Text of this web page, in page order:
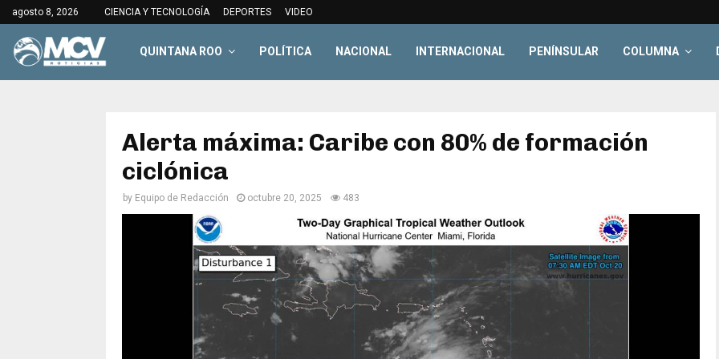
agosto 8, 2026 CIENCIA Y TECNOLOGÍA DEPORTES VIDEO
QUINTANA ROO POLÍTICA NACIONAL INTERNACIONAL PENÍNSULAR COLUMNA
Alerta máxima: Caribe con 80% de formación
ciclónica
by Equipo de Redacción octubre 20, 2025 483